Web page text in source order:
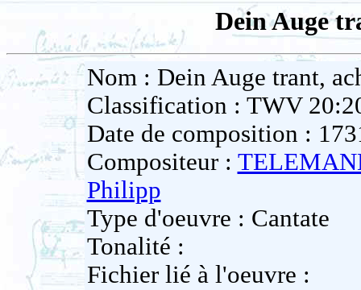
Dein Auge
Nom : Dein Auge trant,
Classification : TWV
Date de composition :
Compositeur :
Philipp
Type d'oeuvre : Cantate
Tonalité :
Fichier lié à l'oeuvre :